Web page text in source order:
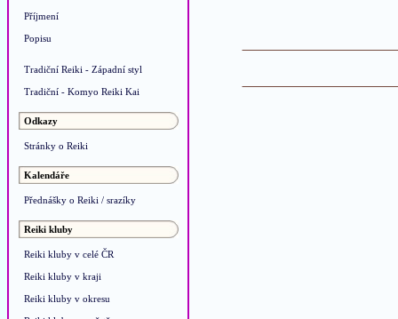
Příjmení
Popisu
Tradiční Reiki - Západní styl
Tradiční - Komyo Reiki Kai
Odkazy
Stránky o Reiki
Kalendáře
Přednášky o Reiki / srazíky
Reiki kluby
Reiki kluby v celé ČR
Reiki kluby v kraji
Reiki kluby v okresu